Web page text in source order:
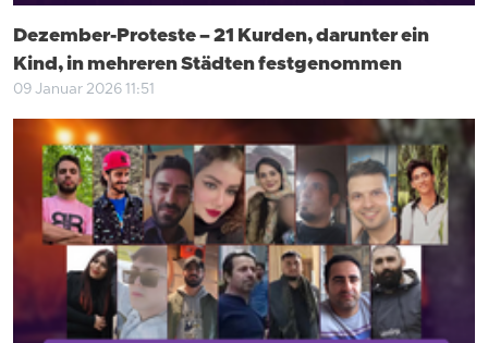
Dezember-Proteste – 21 Kurden, darunter ein
Kind, in mehreren Städten festgenommen
09 Januar 2026 11:51